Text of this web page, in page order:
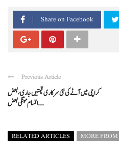
Share on Facebook
Previous Article
کراچی میں آٹے کی نئی سرکاری قیمتیں جاری، بعض
اقسام مہنگی بعض ...
RELATED ARTICLES
MORE